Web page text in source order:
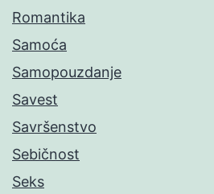
Romantika
Samoća
Samopouzdanje
Savest
Savršenstvo
Sebičnost
Seks